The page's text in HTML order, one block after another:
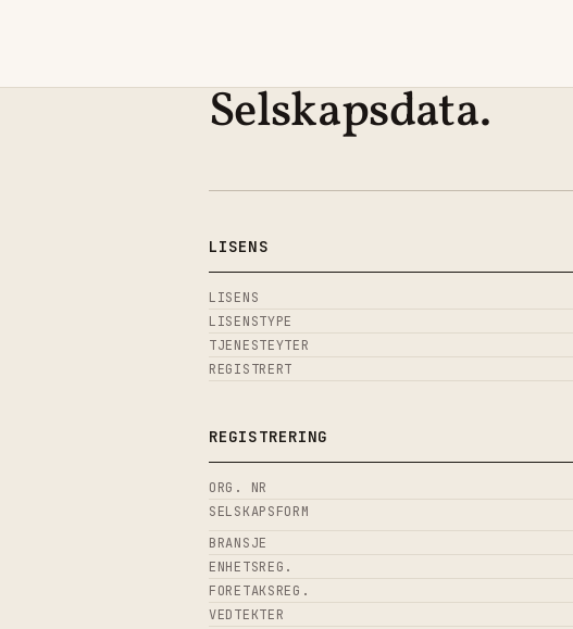
Selskapsdata.
LISENS
LISENS
LISENSTYPE
TJENESTEYTER
REGISTRERT
REGISTRERING
ORG. NR
SELSKAPSFORM
BRANSJE
ENHETSREG.
FORETAKSREG.
VEDTEKTER